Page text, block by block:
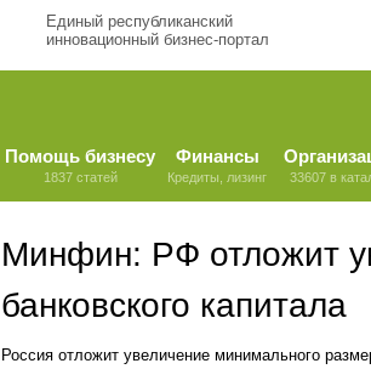
Единый республиканский
инновационный бизнес-портал
Помощь бизнесу
1837 статей
Финансы
Кредиты, лизинг 33607 в
Минфин: РФ отложит
банковского капитала
Россия отложит увеличение минимального